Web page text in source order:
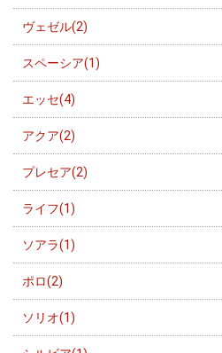
ヴェゼル(2)
スペーシア(1)
エッセ(4)
アクア(2)
プレセア(2)
ライフ(1)
ソアラ(1)
ポロ(2)
ソリオ(1)